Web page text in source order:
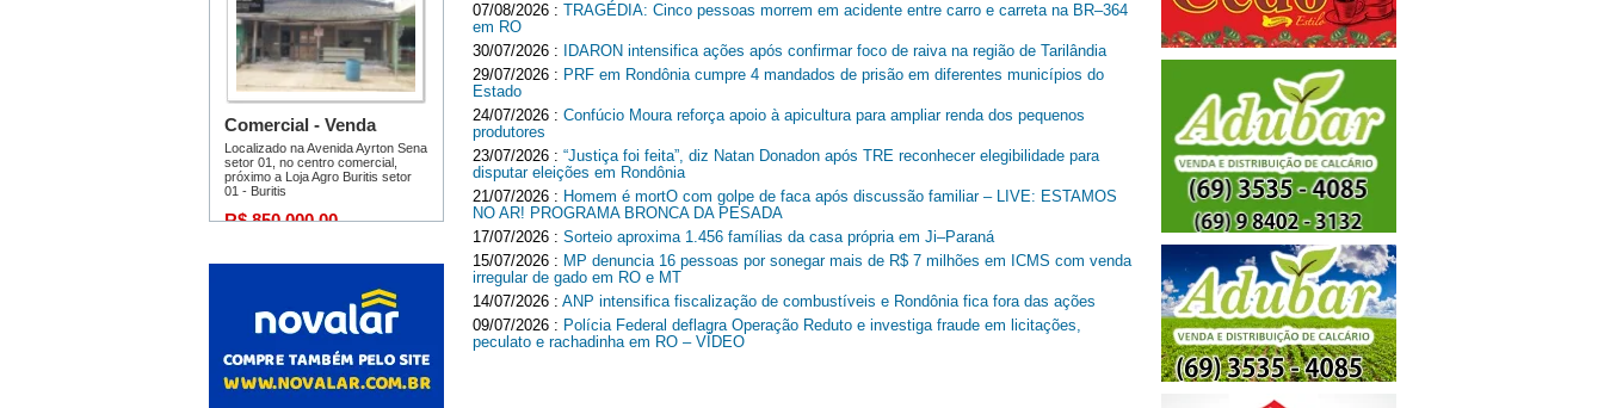
07/08/2026 : TRAGÉDIA: Cinco pessoas morrem em acidente entre carro e carreta na BR–364
em RO
30/07/2026 :
IDARON intensifica ações após confirmar foco de raiva na região de Tarilândia
29/07/2026 : PRF em Rondônia cumpre 4 mandados de prisão em diferentes municípios do
Estado
24/07/2026 : Confúcio Moura reforça apoio à apicultura para ampliar renda dos pequenos
produtores
23/07/2026 : “Justiça foi feita”, diz Natan Donadon após TRE reconhecer elegibilidade para
disputar eleições em Rondônia
21/07/2026 : Homem é mortO com golpe de faca após discussão familiar – LIVE: ESTAMOS
NO AR! PROGRAMA BRONCA DA PESADA
17/07/2026 : Sorteio aproxima 1.456 famílias da casa própria em Ji–Paraná
15/07/2026 : MP denuncia 16 pessoas por sonegar mais de R$ 7 milhões em ICMS com venda
irregular de gado em RO e MT
14/07/2026 : ANP intensifica fiscalização de combustíveis e Rondônia fica fora das ações
09/07/2026 : Polícia Federal deflagra Operação Reduto e investiga fraude em licitações,
peculato e rachadinha em RO – VÍDEO